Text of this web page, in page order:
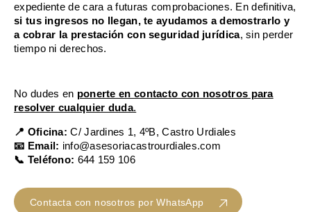
expediente de cara a futuras comprobaciones. En definitiva,
si tus ingresos no llegan, te ayudamos a demostrarlo y
a cobrar la prestación con seguridad jurídica, sin perder
tiempo ni derechos.
No dudes en ponerte en contacto con nosotros para
resolver cualquier duda.
📍 Oficina: C/ Jardines 1, 4ºB, Castro Urdiales
📧 Email: info@asesoriacastrourdiales.com
📞 Teléfono: 644 159 106
Contacta con nosotros por WhatsApp